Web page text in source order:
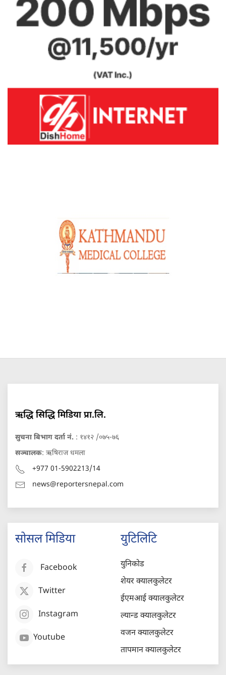
ऋद्धि सिद्धि मिडिया प्रा.लि.
सुचना बिभाग दर्ता नं. : १४१२ /०७५-७६
सञ्चालक: ऋषिराज धमला
+977 01-5902213/14
news@reportersnepal.com
सोसल मिडिया
Facebook
Twitter
Instagram
Youtube
युटिलिटि
युनिकोड
शेयर क्यालकुलेटर
ईएमआई क्यालकुलेटर
ल्यान्ड क्यालकुलेटर
वजन क्यालकुलेटर
तापमान क्यालकुलेटर